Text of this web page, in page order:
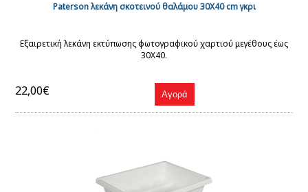
Paterson λεκάνη σκοτεινού θαλάμου 30Χ40 cm γκρι
Εξαιρετική λεκάνη εκτύπωσης φωτογραφικού χαρτιού μεγέθους έως
30Χ40.
22,00€